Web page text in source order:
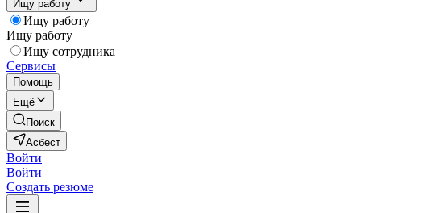
Ищу работу
Ищу работу
Ищу работу
Ищу сотрудника
Сервисы
Помощь
Ещё
Поиск
Асбест
Войти
Войти
Создать резюме